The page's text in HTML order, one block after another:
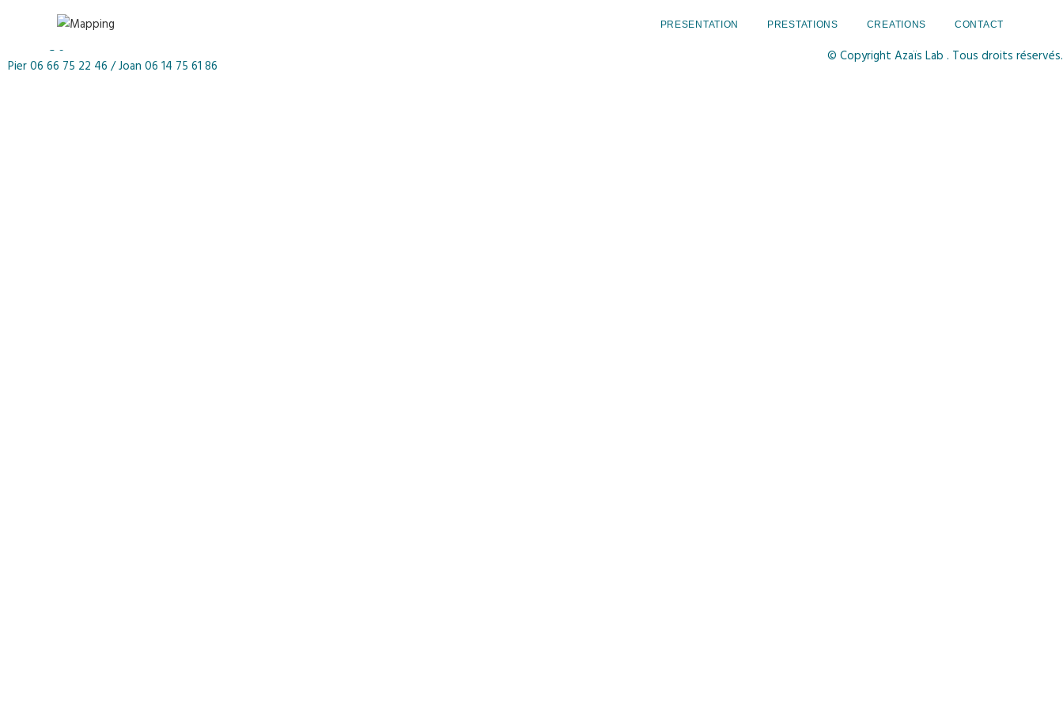
PRESENTATION PRESTATIONS CREATIONS CONTACT
azaislab@gmail.com
Pier06 66 75 22 46 /Joan 06 14 75 61 86
© Copyright Azaïs Lab . Tous droits réservés.